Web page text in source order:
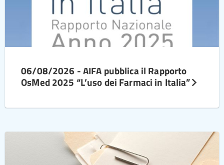
06/08/2026 - AIFA pubblica il Rapporto
OsMed 2025 “L’uso dei Farmaci in Italia”